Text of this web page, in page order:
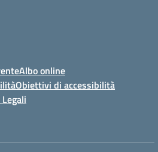
Albo online
Obiettivi di accessibilità